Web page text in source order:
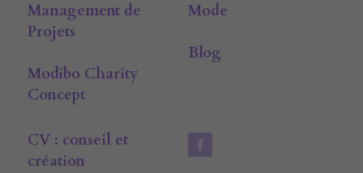
Management de
Projets
Modibo Charity
Concept
Mode
Blog
CV : conseil et
création